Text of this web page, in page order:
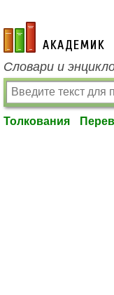
academic.ru
Словари и
Толкования